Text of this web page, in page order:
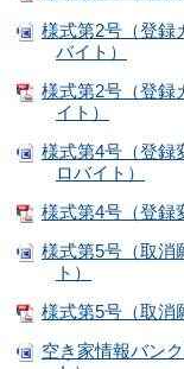
様式第2号（登録
バイト）
様式第2号（登録
イト）
様式第4号（登録
ロバイト）
様式第4号（登録
様式第5号（取消
ト）
様式第5号（取消
空き家情報バン